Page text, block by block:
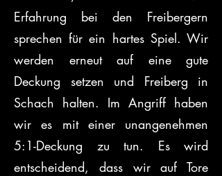
Erfahrung bei den Freibergern
sprechen für ein hartes Spiel. Wir
werden erneut auf eine gute
Deckung setzen und Freiberg in
Schach halten. Im Angriff haben
wir es mit einer unangenehmen
5:1-Deckung zu tun. Es wird
entscheidend, dass wir auf Tore